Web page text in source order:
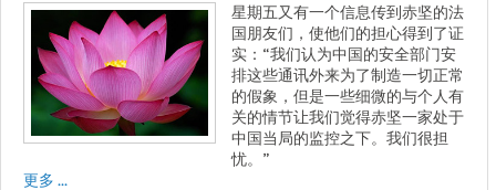
星期五又有一个信息传到赤坚的法
国朋友们，使他们的担心得到了证
实：“我们认为中国的安全部门安
排这些通讯外来为了制造一切正常
的假象，但是一些细微的与个人有
关的情节让我们觉得赤坚一家处于
中国当局的监控之下。我们很担
忧。”
更多 ...